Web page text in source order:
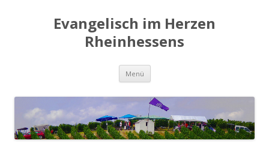
Evangelisch im Herzen
Rheinhessens
Menü Zum
springen